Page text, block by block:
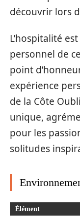
découvrir lors
L’hospitalité
personnel de
point
expérience
de la Côte
unique,
pour les
solitudes
Élément